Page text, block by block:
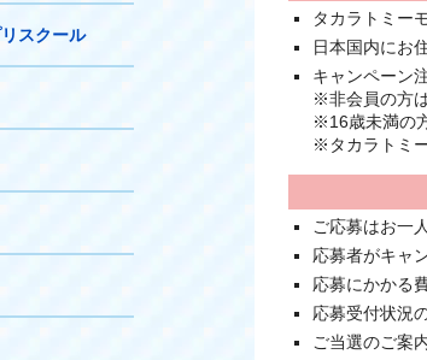
タカラトミー
日本国内にお
キャンペーン
※非会員の方
※16歳未満の
※タカラトミ
ご応募はお一
応募者がキャ
応募にかかる
応募受付状況
ご当選のご案
スクール